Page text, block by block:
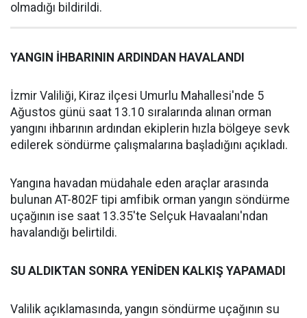
olmadığı bildirildi.
YANGIN İHBARININ ARDINDAN HAVALANDI
İzmir Valiliği, Kiraz ilçesi Umurlu Mahallesi'nde 5
Ağustos günü saat 13.10 sıralarında alınan orman
yangını ihbarının ardından ekiplerin hızla bölgeye sevk
edilerek söndürme çalışmalarına başladığını açıkladı.
Yangına havadan müdahale eden araçlar arasında
bulunan AT-802F tipi amfibik orman yangın söndürme
uçağının ise saat 13.35'te Selçuk Havaalanı'ndan
havalandığı belirtildi.
SU ALDIKTAN SONRA YENİDEN KALKIŞ YAPAMADI
Valilik açıklamasında, yangın söndürme uçağının su